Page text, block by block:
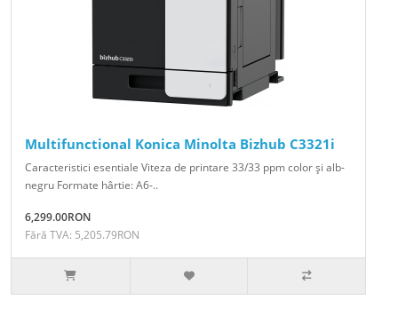
Multifunctional Konica Minolta Bizhub C3321i
Caracteristici esentiale Viteza de printare 33/33 ppm color şi alb-
negru Formate hârtie: A6-..
6,299.00RON
Fără TVA: 5,205.79RON